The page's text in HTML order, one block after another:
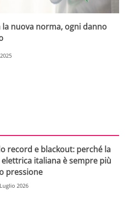
la nuova norma, ogni danno
record e blackout: perché la
italiana è sempre più
pressione
2026